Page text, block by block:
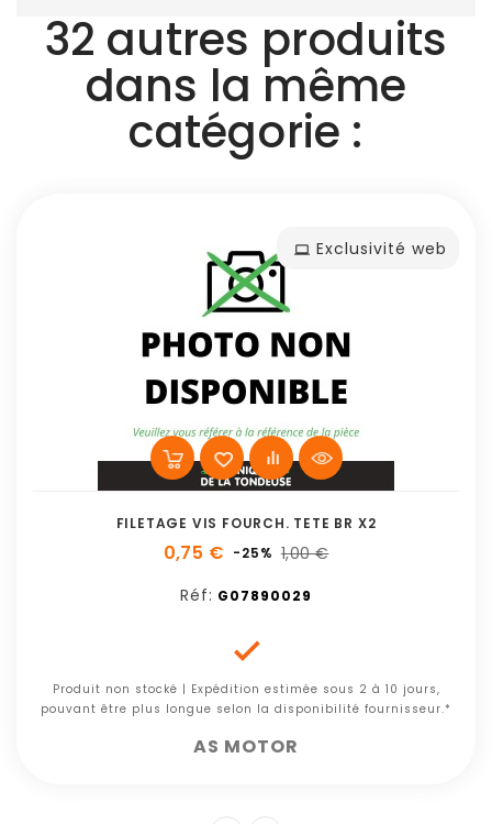
32 autres produits
dans la même
catégorie :
Exclusivité web
FILETAGE VIS FOURCH. TETE BR X2
0,75 € -25% 1,00 €
Réf: G07890029

Produit non stocké | Expédition estimée sous 2 à 10 jours,
pouvant être plus longue selon la disponibilité fournisseur.*
AS MOTOR